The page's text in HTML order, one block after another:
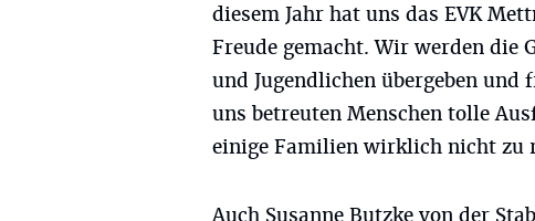
diesem Jahr hat uns das EVK
Freude gemacht. Wir werden die
und Jugendlichen übergeben und
uns betreuten Menschen tolle
einige Familien wirklich nicht zu
Auch Susanne Butzke von der